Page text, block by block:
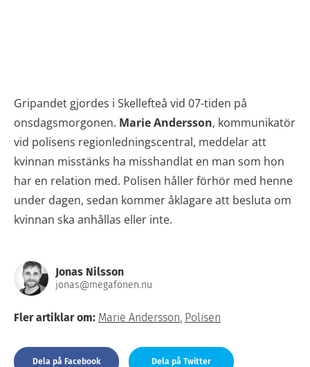
Gripandet gjordes i Skellefteå vid 07-tiden på
onsdagsmorgonen. Marie Andersson, kommunikatör
vid polisens regionledningscentral, meddelar att
kvinnan misstänks ha misshandlat en man som hon
har en relation med. Polisen håller förhör med henne
under dagen, sedan kommer åklagare att besluta om
kvinnan ska anhållas eller inte.
Jonas Nilsson
jonas@megafonen.nu
Fler artiklar om: Marie Andersson, Polisen
Dela på Facebook Dela på Twitter